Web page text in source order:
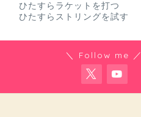
ひたすらラケットを打つ
ひたすらストリングを試す
＼ Follow me ／